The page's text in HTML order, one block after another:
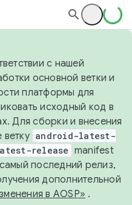
с нашей
основной ветки и
платформы для
исходный код в
Для сборки и внесения
ветку android-latest-
release manifest
последний релиз,
дополнительной
в AOSP» .